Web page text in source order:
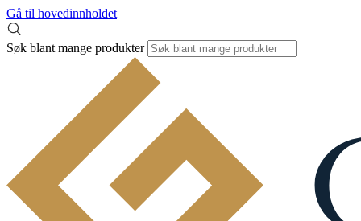
Gå til hovedinnholdet
Søk blant mange produkter